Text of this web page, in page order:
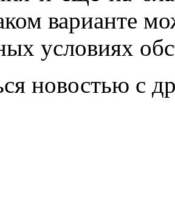
варианте
условиях
новостью с